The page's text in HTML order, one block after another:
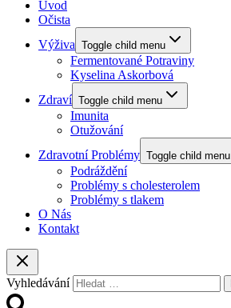
Úvod
Očista
Výživa Toggle child menu
Fermentované Potraviny
Kyselina Askorbová
Zdraví Toggle child menu
Imunita
Otužování
Zdravotní Problémy Toggle child menu
Podráždění
Problémy s cholesterolem
Problémy s tlakem
O Nás
Kontakt
Vyhledávání